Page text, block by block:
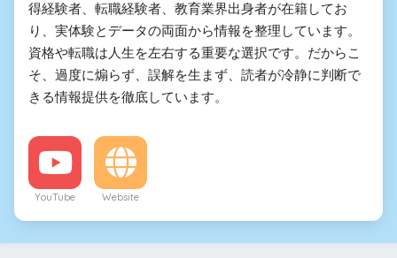
得経験者、転職経験者、教育業界出身者が在籍してお
り、実体験とデータの両面から情報を整理しています。
資格や転職は人生を左右する重要な選択です。だからこ
そ、過度に煽らず、誤解を生まず、読者が冷静に判断で
きる情報提供を徹底しています。
YouTube Website